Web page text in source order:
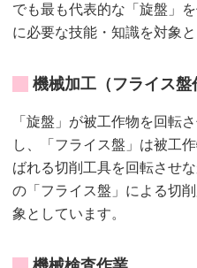
でも最も代表的な「旋盤」
に必要な技能・知識を対象と
機械加工（フライス盤
「旋盤」が被工作物を回転
し、「フライス盤」は被工
ばれる切削工具を回転させ
の「フライス盤」による切
象としています。